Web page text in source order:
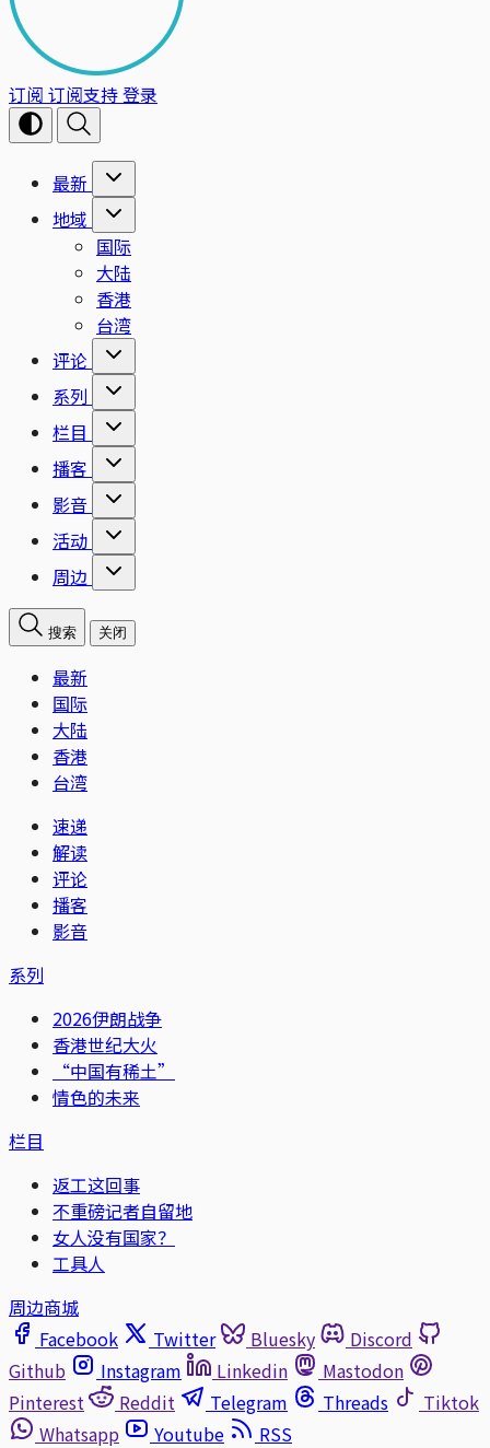
订阅 订阅支持登录
最新
地域
国际
大陆
香港
台湾
评论
系列
栏目
播客
影音
活动
周边
搜索 关闭
最新
国际
大陆
香港
台湾
速递
解读
评论
播客
影音
系列
2026伊朗战争
香港世纪大火
“中国有稀土”
情色的未来
栏目
返工这回事
不重磅记者自留地
女人没有国家？
工具人
周边商城
Facebook
Twitter Bluesky
Discord
Github
Instagram Linkedin
Mastodon
Pinterest
Reddit Telegram Threads
Tiktok
Whatsapp
Youtube
RSS